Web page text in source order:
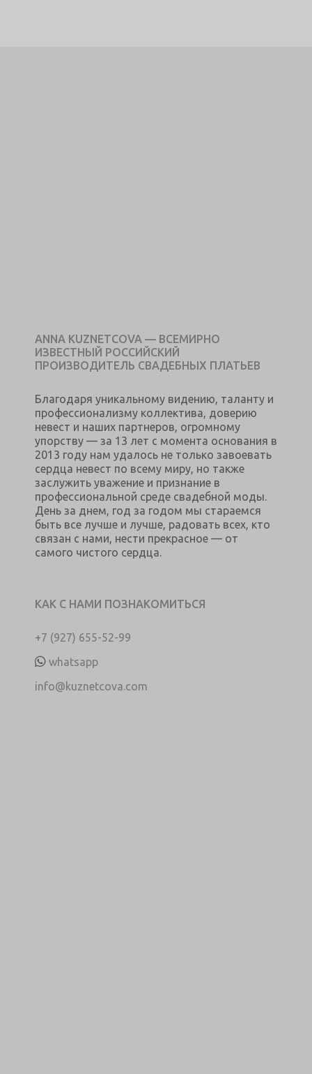
ANNA KUZNETCOVA — ВСЕМИРНО
ИЗВЕСТНЫЙ РОССИЙСКИЙ
ПРОИЗВОДИТЕЛЬ СВАДЕБНЫХ ПЛАТЬЕВ
Благодаря уникальному видению, таланту и
профессионализму коллектива, доверию
невест и наших партнеров, огромному
упорству — за 13 лет с момента основания в
2013 году нам удалось не только завоевать
сердца невест по всему миру, но также
заслужить уважение и признание в
профессиональной среде свадебной моды.
День за днем, год за годом мы стараемся
быть все лучше и лучше, радовать всех, кто
связан с нами, нести прекрасное — от
самого чистого сердца.
КАК С НАМИ ПОЗНАКОМИТЬСЯ
+7 (927) 655-52-99
whatsapp
info@kuznetcova.com